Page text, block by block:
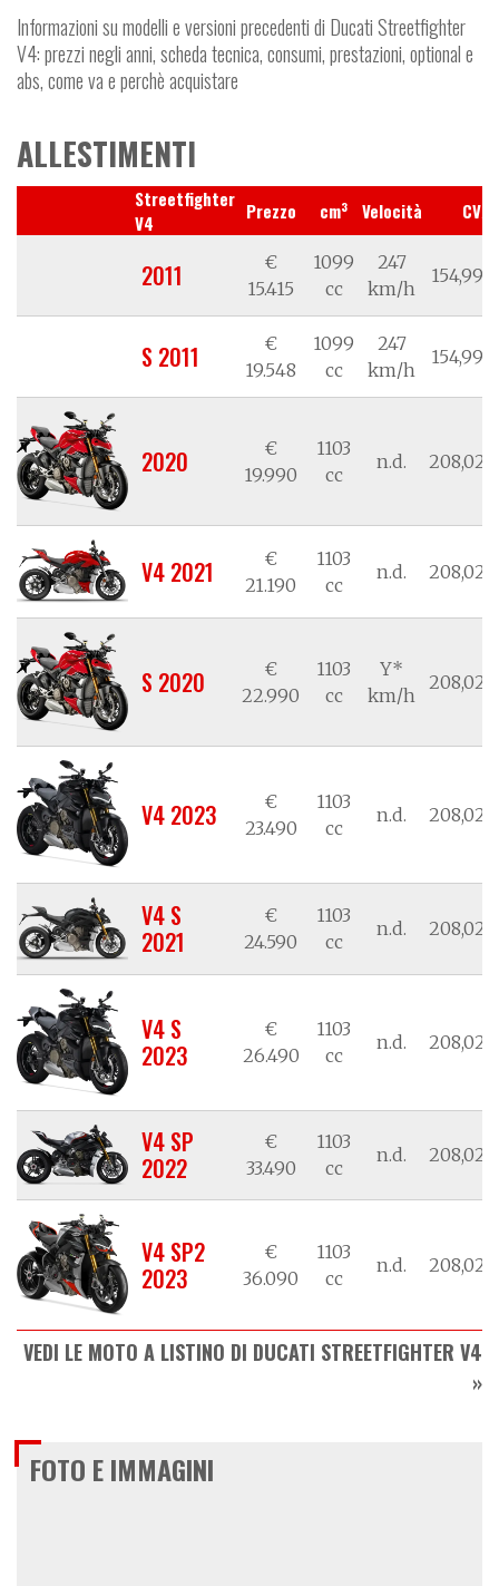
Informazioni su modelli e versioni precedenti di Ducati Streetfighter
V4: prezzi negli anni, scheda tecnica, consumi, prestazioni, optional e
abs, come va e perchè acquistare
ALLESTIMENTI
Streetfighter
V4
Prezzo cm3 Velocità CV/
2011
€
15.415
1099
cc
247
km/h
154,99/
S 2011
€
19.548
1099
cc
247
km/h
154,99/
2020
€
19.990
1103
cc
n.d. 208,02/
V4 2021
€
21.190
1103
cc
n.d. 208,02/
S 2020
€
22.990
1103
cc
Y*
km/h
208,02/
V4 2023
€
23.490
1103
cc
n.d. 208,02/
V4 S
2021
€
24.590
1103
cc
n.d. 208,02/
V4 S
2023
€
26.490
1103
cc
n.d. 208,02/
V4 SP
2022
€
33.490
1103
cc
n.d. 208,02/
V4 SP2
2023
€
36.090
1103
cc
n.d. 208,02/
VEDI LE MOTO A LISTINO DI DUCATI STREETFIGHTER V4
FOTO E IMMAGINI